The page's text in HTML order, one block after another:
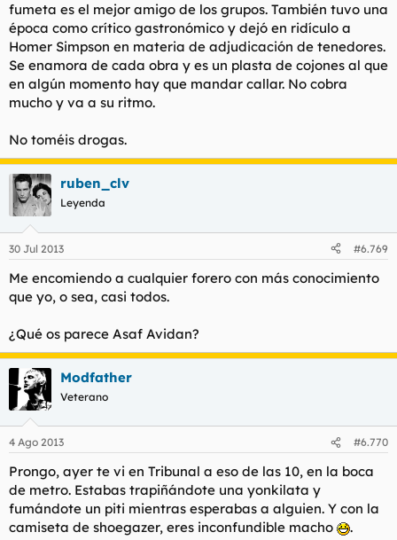
fumeta es el mejor amigo de los grupos. También tuvo una
época como crítico gastronómico y dejó en ridículo a
Homer Simpson en materia de adjudicación de tenedores.
Se enamora de cada obra y es un plasta de cojones al que
en algún momento hay que mandar callar. No cobra
mucho y va a su ritmo.
No toméis drogas.
ruben_clv
Leyenda
30 Jul 2013 #6.769
Me encomiendo a cualquier forero con más conocimiento
que yo, o sea, casi todos.
¿Qué os parece Asaf Avidan?
Modfather
Veterano
4 Ago 2013 #6.770
Prongo, ayer te vi en Tribunal a eso de las 10, en la boca
de metro. Estabas trapiñándote una yonkilata y
fumándote un piti mientras esperabas a alguien. Y con la
camiseta de shoegazer, eres inconfundible macho
.